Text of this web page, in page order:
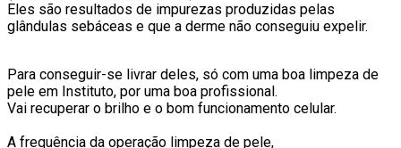
Eles são resultados de impurezas produzidas pelas
glândulas sebáceas e que a derme não conseguiu expelir.
Para conseguir-se livrar deles, só com uma boa limpeza de
pele em Instituto, por uma boa profissional.
Vai recuperar o brilho e o bom funcionamento celular.
A frequência da operação limpeza de pele,